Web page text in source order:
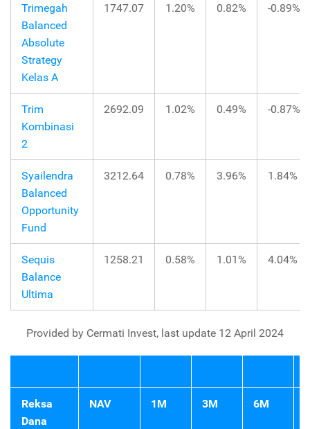
Trimegah
Balanced
Absolute
Strategy
Kelas A
1747.07 1.20% 0.82% -0.89%
Trim
Kombinasi
2
2692.09 1.02% 0.49% -0.87%
Syailendra
Balanced
Opportunity
Fund
3212.64 0.78% 3.96% 1.84%
Sequis
Balance
Ultima
1258.21 0.58% 1.01% 4.04%
Provided by Cermati Invest, last update 12 April 2024
Reksa
Dana
NAV 1M 3M 6M